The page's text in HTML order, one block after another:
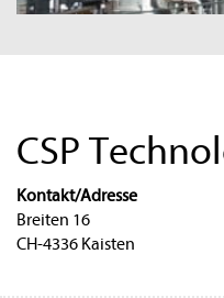
CSP
Kontakt/Adresse
Breiten 16
CH-4336 Kaisten